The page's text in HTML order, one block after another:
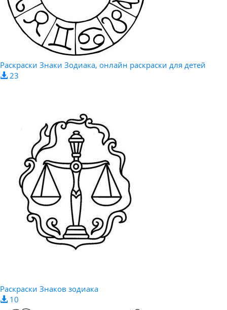
Раскраски Знаки Зодиака, онлайн раскраски для детей
23
Раскраски Знаков зодиака
10